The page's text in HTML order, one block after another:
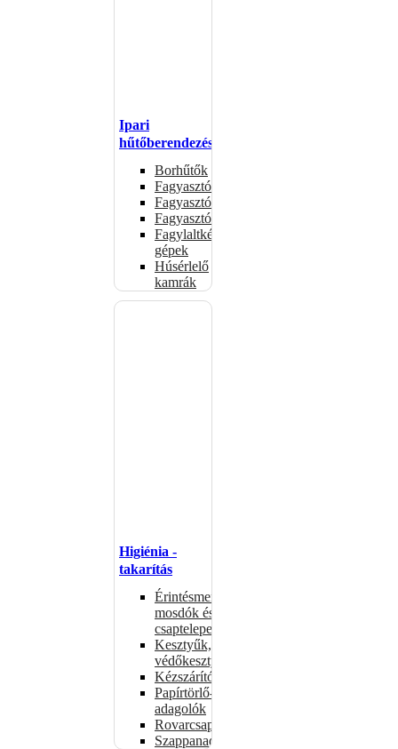
Ipari
hűtőberendezések
Borhűtők
Fagyasztóasztalok
Fagyasztóládák
Fagyasztószekrények
Fagylaltkészítő
gépek
Húsérlelő
kamrák
Higiénia -
takarítás
Érintésmentes
mosdók és
csaptelepek
Kesztyűk,
védőkesztyűk
Kézszárítók
Papírtörlő-
adagolók
Rovarcsapdák
Szappanadagolók